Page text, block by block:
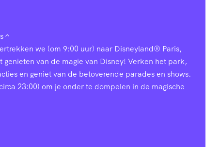
we (om 9:00 uur) naar Disneyland® Paris,
genieten van de magie van Disney! Verken het park,
en geniet van de betoverende parades en shows.
23:00) om je onder te dompelen in de magische